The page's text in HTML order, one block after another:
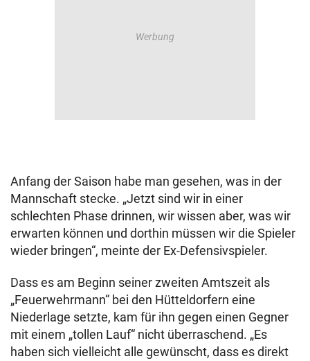
Anfang der Saison habe man gesehen, was in der
Mannschaft stecke. „Jetzt sind wir in einer
schlechten Phase drinnen, wir wissen aber, was wir
erwarten können und dorthin müssen wir die Spieler
wieder bringen“, meinte der Ex-Defensivspieler.
Dass es am Beginn seiner zweiten Amtszeit als
„Feuerwehrmann“ bei den Hütteldorfern eine
Niederlage setzte, kam für ihn gegen einen Gegner
mit einem „tollen Lauf“ nicht überraschend. „Es
haben sich vielleicht alle gewünscht, dass es direkt